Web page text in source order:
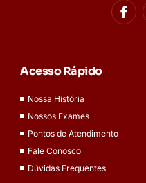
Acesso Rápido
Nossa História
Nossos Exames
Pontos de Atendimento
Fale Conosco
Dúvidas Frequentes